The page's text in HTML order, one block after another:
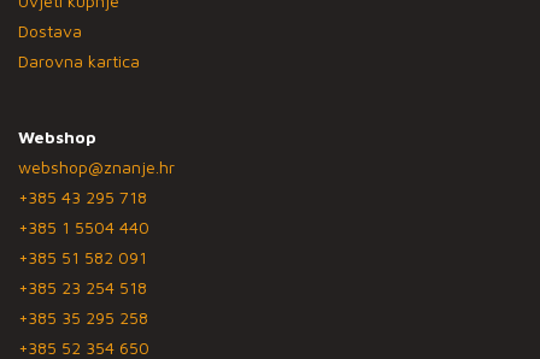
Dostava
Darovna kartica
Webshop
webshop@znanje.hr
+385 43 295 718
+385 1 5504 440
+385 51 582 091
+385 23 254 518
+385 35 295 258
+385 52 354 650